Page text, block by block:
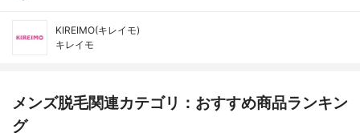
KIREIMO(キレイモ)
キレイモ
メンズ脱毛関連カテゴリ：おすすめ商品ランキン
グ